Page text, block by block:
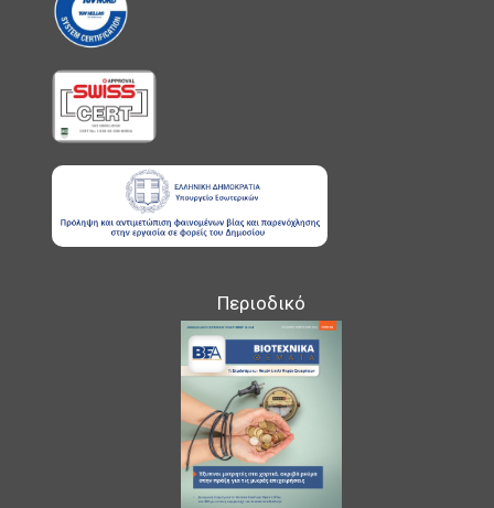
Περιοδικό